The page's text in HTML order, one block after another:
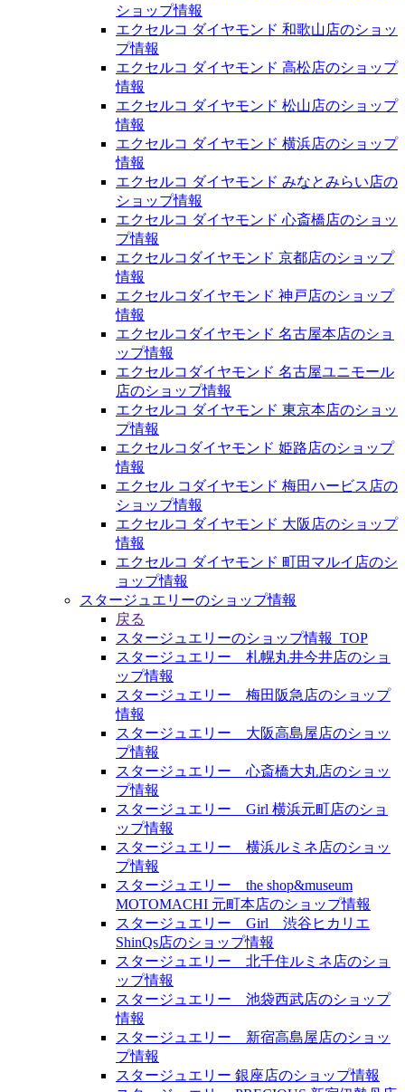
ショップ情報
エクセルコ ダイヤモンド 和歌山店のショッ
プ情報
エクセルコ ダイヤモンド 高松店のショップ
情報
エクセルコ ダイヤモンド 松山店のショップ
情報
エクセルコ ダイヤモンド 横浜店のショップ
情報
エクセルコ ダイヤモンド みなとみらい店の
ショップ情報
エクセルコ ダイヤモンド 心斎橋店のショッ
プ情報
エクセルコダイヤモンド 京都店のショップ
情報
エクセルコダイヤモンド 神戸店のショップ
情報
エクセルコダイヤモンド 名古屋本店のショ
ップ情報
エクセルコダイヤモンド 名古屋ユニモール
店のショップ情報
エクセルコ ダイヤモンド 東京本店のショッ
プ情報
エクセルコダイヤモンド 姫路店のショップ
情報
エクセル コダイヤモンド 梅田ハービス店の
ショップ情報
エクセルコ ダイヤモンド 大阪店のショップ
情報
エクセルコ ダイヤモンド 町田マルイ店のシ
ョップ情報
スタージュエリーのショップ情報
戻る
スタージュエリーのショップ情報_TOP
スタージュエリー 札幌丸井今井店のショ
ップ情報
スタージュエリー 梅田阪急店のショップ
情報
スタージュエリー 大阪高島屋店のショッ
プ情報
スタージュエリー 心斎橋大丸店のショッ
プ情報
スタージュエリー Girl 横浜元町店のショ
ップ情報
スタージュエリー 横浜ルミネ店のショッ
プ情報
スタージュエリー the shop&museum
MOTOMACHI 元町本店のショップ情報
スタージュエリー Girl 渋谷ヒカリエ
ShinQs店のショップ情報
スタージュエリー 北千住ルミネ店のショ
ップ情報
スタージュエリー 池袋西武店のショップ
情報
スタージュエリー 新宿高島屋店のショッ
プ情報
スタージュエリー 銀座店のショップ情報